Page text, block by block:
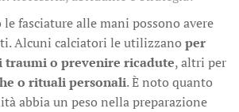
fasciature alle mani possono avere
Alcuni calciatori le utilizzano per
traumi o prevenire ricadute, altri per
o rituali personali. È noto quanto
abbia un peso nella preparazione